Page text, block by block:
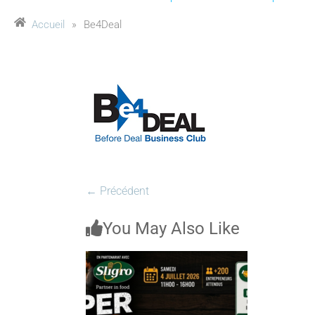
Accueil » Be4Deal
← Précédent
You May Also Like